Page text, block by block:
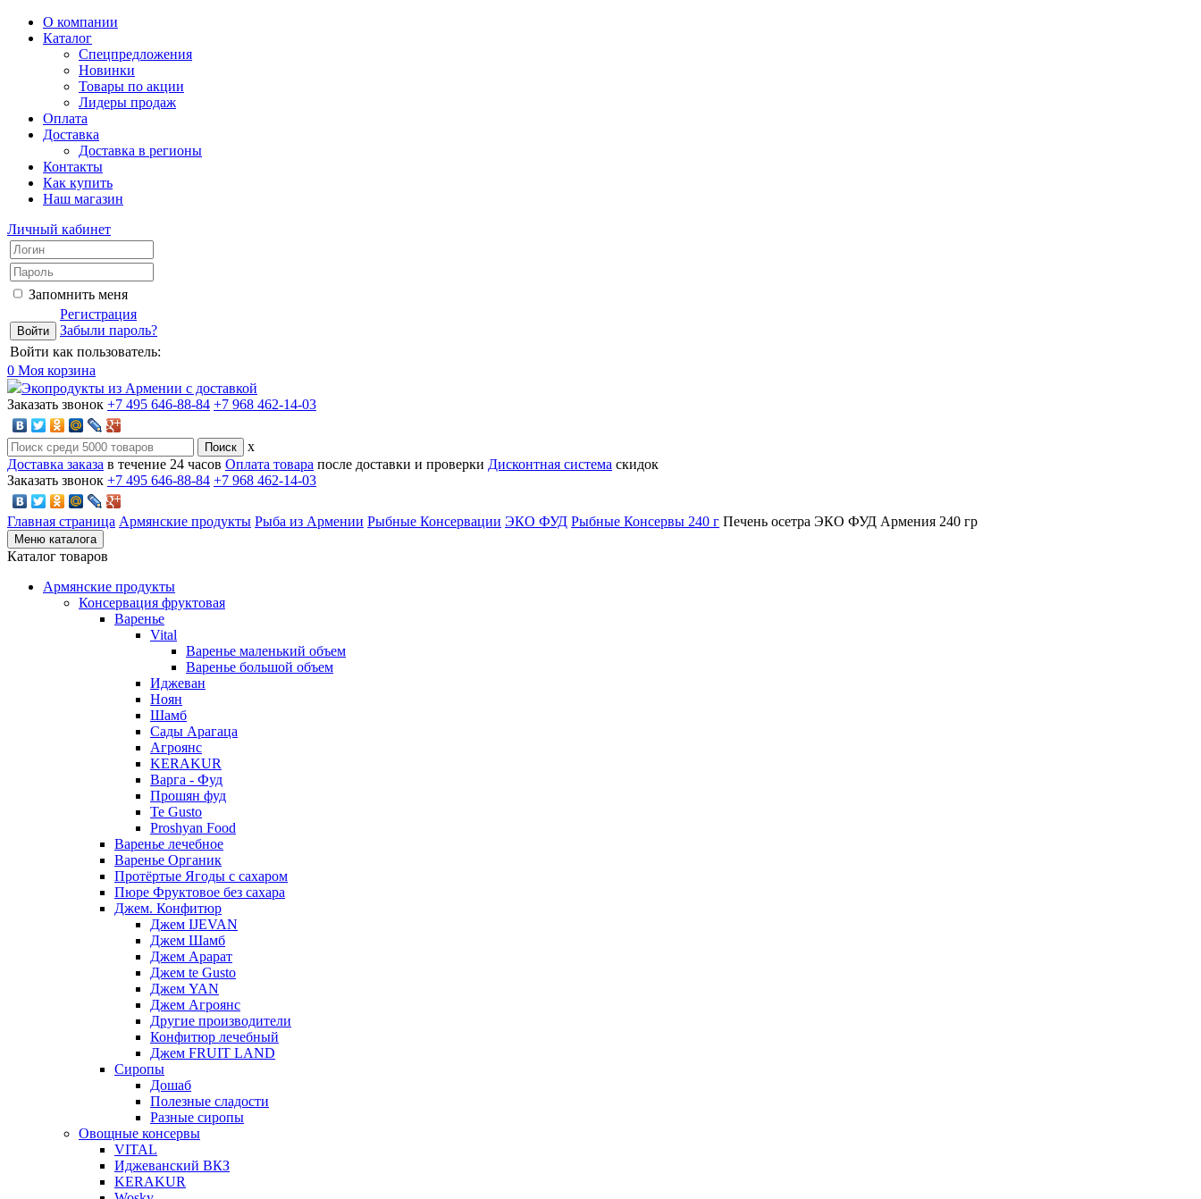
О компании
Каталог
Спецпредложения
Новинки
Товары по акции
Лидеры продаж
Оплата
Доставка
Доставка в регионы
Контакты
Как купить
Наш магазин
Личный кабинет
Запомнить меня
Регистрация
Забыли пароль?
Войти как пользователь:
0 Моя корзина
Экопродукты из Армении с доставкой
Заказать звонок +7 495 646-88-84 +7 968 462-14-03
x
Доставка заказа в течение 24 часов Оплата товара после доставки и проверки Дисконтная система скидок
Заказать звонок +7 495 646-88-84 +7 968 462-14-03
Главная страница Армянские продукты Рыба из Армении Рыбные Консервации ЭКО ФУД Рыбные Консервы 240 г Печень осетра ЭКО ФУД Армения 240 гр
Меню каталога
Каталог товаров
Армянские продукты
Консервация фруктовая
Варенье
Vital
Варенье маленький объем
Варенье большой объем
Иджеван
Ноян
Шамб
Сады Арагаца
Агроянс
KERAKUR
Варга - Фуд
Прошян фуд
Te Gusto
Proshyan Food
Варенье лечебное
Варенье Органик
Протёртые Ягоды с сахаром
Пюре Фруктовое без сахара
Джем. Конфитюр
Джем IJEVAN
Джем Шамб
Джем Арарат
Джем te Gusto
Джем YAN
Джем Агроянс
Другие производители
Конфитюр лечебный
Джем FRUIT LAND
Сиропы
Дошаб
Полезные сладости
Разные сиропы
Овощные консервы
VITAL
Иджеванский ВКЗ
KERAKUR